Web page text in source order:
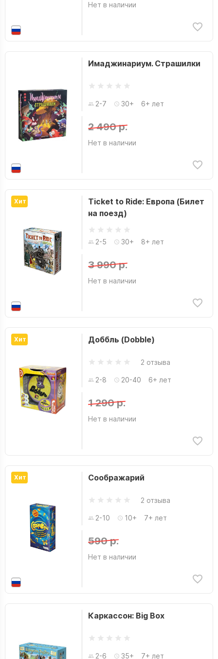
Нет в наличии
Имаджинариум. Страшилки
2-7 30+ 6+ лет
2 490 р.
Нет в наличии
Хит
Ticket to Ride: Европа (Билет
на поезд)
2-5 30+ 8+ лет
3 990 р.
Нет в наличии
Хит Доббль (Dobble)
2 отзыва
2-8 20-40 6+ лет
1 290 р.
Нет в наличии
Хит Соображарий
2 отзыва
2-10 10+ 7+ лет
590 р.
Нет в наличии
Каркассон: Big Box
2-6 35+ 7+ лет